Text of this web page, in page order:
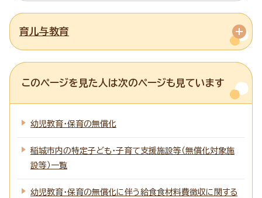
育儿与教育
このページを見た人は次のページも見ています
幼児教育・保育の無償化
稲城市内の特定子ども・子育て支援施設等（無償化対象施
設等）一覧
幼児教育・保育の無償化に伴う給食食材料費徴収に関する